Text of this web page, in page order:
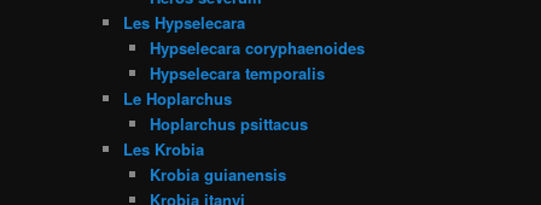
Les Hypselecara
Hypselecara coryphaenoides
Hypselecara temporalis
Le Hoplarchus
Hoplarchus psittacus
Les Krobia
Krobia guianensis
Krobia itanyi